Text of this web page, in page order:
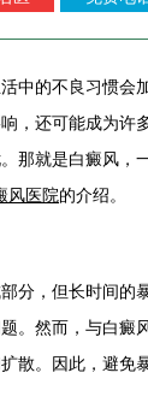
的不良习惯会
，还可能成为许
那就是白癜风，
风医院的介绍。
，但长时间的
。然而，与白癜
散。因此，避免